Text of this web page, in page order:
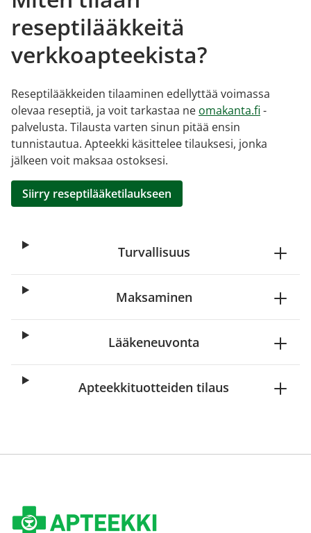
reseptilääkkeitä
verkkoapteekista?
Reseptilääkkeiden tilaaminen edellyttää voimassa
olevaa reseptiä, ja voit tarkastaa ne omakanta.fi -
palvelusta. Tilausta varten sinun pitää ensin
tunnistautua. Apteekki käsittelee tilauksesi, jonka
jälkeen voit maksaa ostoksesi.
Siirry reseptilääketilaukseen
Turvallisuus
Maksaminen
Lääkeneuvonta
Apteekkituotteiden tilaus